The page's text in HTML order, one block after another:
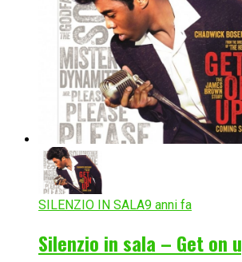
SILENZIO IN SALA9 anni fa
Silenzio in sala – Get on